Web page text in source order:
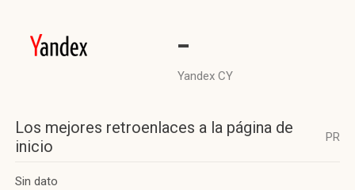
-
Yandex CY
Los mejores retroenlaces a la página de
inicio
PR
Sin dato